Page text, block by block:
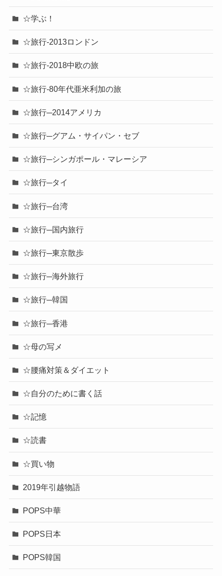
☆学ぶ！
☆旅行-2013ロンドン
☆旅行-2018中欧の旅
☆旅行-80年代亜米利加の旅
☆旅行─2014アメリカ
☆旅行─グアム・サイパン・セブ
☆旅行─シンガポール・マレーシア
☆旅行─タイ
☆旅行─台湾
☆旅行─国内旅行
☆旅行─東京散歩
☆旅行─海外旅行
☆旅行─韓国
☆旅行─香港
☆母の写メ
☆腰痛対策＆ダイエット
☆自分のために書く話
☆記憶
☆読書
☆買い物
2019年引越物語
POPS中華
POPS日本
POPS韓国